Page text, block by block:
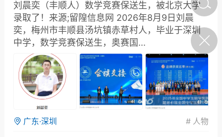
顺人）数学竞赛
北京大学录取
0
教育部：义务教育阶段每名
学生每学期至少完成1项科
学探究任务
陌上悠竹 0
丰顺民生
刘晨奕（丰顺人）数学竞赛保送生，被北京大学
录取了！来源;留隍信息网 2026年8月9日刘晨
奕，梅州市丰顺县汤坑镇赤草村人，毕业于深圳
中学，数学竞赛保送生，奥赛国...
广东·深圳 # 人物